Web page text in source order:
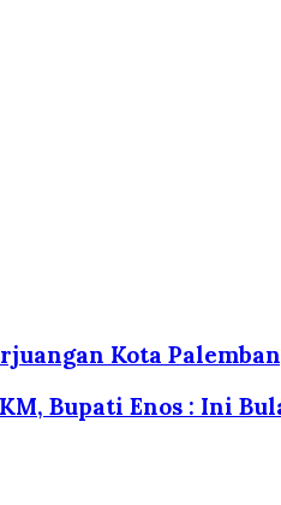
Kota
Bupati Enos : Ini